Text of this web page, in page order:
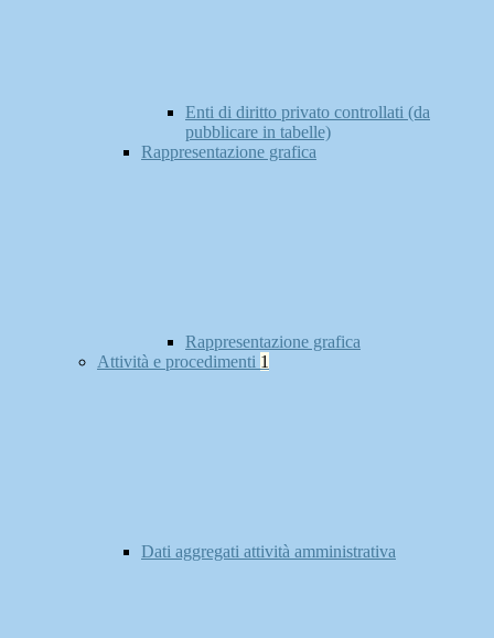
Enti di diritto privato controllati (da
pubblicare in tabelle)
Rappresentazione grafica
Rappresentazione grafica
Attività e procedimenti 1
Dati aggregati attività amministrativa